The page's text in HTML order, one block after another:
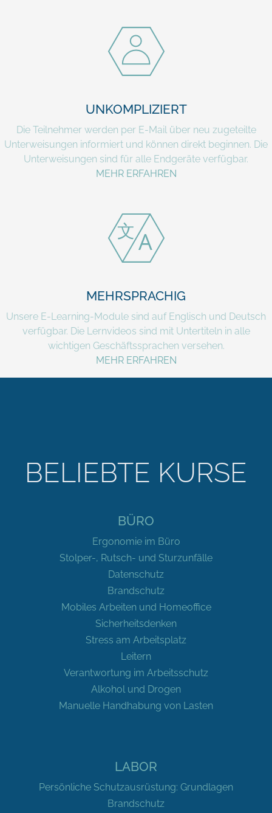
UNKOMPLIZIERT
Die Teilnehmer werden per E-Mail über neu zugeteilte
Unterweisungen informiert und können direkt beginnen. Die
Unterweisungen sind für alle Endgeräte verfügbar.
MEHR ERFAHREN
MEHRSPRACHIG
Unsere E-Learning-Module sind auf Englisch und Deutsch
verfügbar. Die Lernvideos sind mit Untertiteln in alle
wichtigen Geschäftssprachen versehen.
MEHR ERFAHREN
BELIEBTE KURSE
BÜRO
Ergonomie im Büro
Stolper-, Rutsch- und Sturzunfälle
Datenschutz
Brandschutz
Mobiles Arbeiten und Homeoffice
Sicherheitsdenken
Stress am Arbeitsplatz
Leitern
Verantwortung im Arbeitsschutz
Alkohol und Drogen
Manuelle Handhabung von Lasten
LABOR
Persönliche Schutzausrüstung: Grundlagen
Brandschutz